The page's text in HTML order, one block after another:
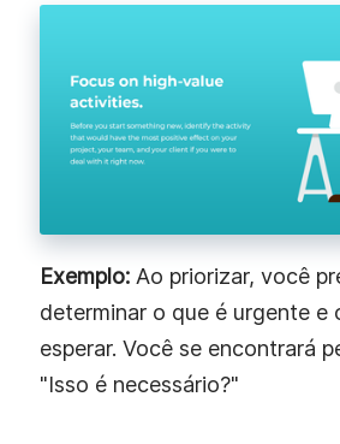
Exemplo: Ao priorizar, você
determinar o que é urgente e
esperar. Você se encontrará
"Isso é necessário?"